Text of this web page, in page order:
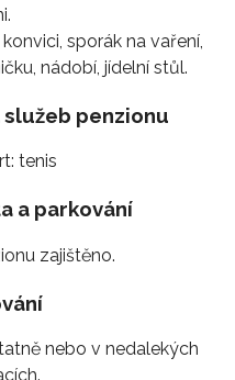
sporák na vaření,
nádobí, jídelní stůl.
penzionu
tenis
a parkování
zajištěno.
nebo v nedalekých